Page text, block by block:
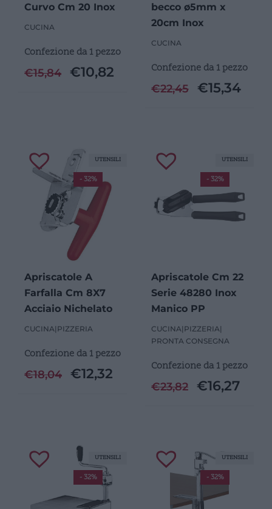
Curvo Cm 20 Inox
CUCINA
Confezione da 1 pezzo
€15,84 €10,82
becco ø5mm x
20cm Inox
CUCINA
Confezione da 1 pezzo
€22,45 €15,34
Apriscatole A
Farfalla Cm 8X7
Acciaio Nichelato
CUCINA| PIZZERIA
Confezione da 1 pezzo
€18,04 €12,32
- 32%
UTENSILI
Apriscatole Cm 22
Serie 48280 Inox
Manico PP
CUCINA| PIZZERIA|
PRONTA CONSEGNA
Confezione da 1 pezzo
€23,82 €16,27
- 32%
UTENSILI
- 32%
UTENSILI
- 32%
UTENSILI